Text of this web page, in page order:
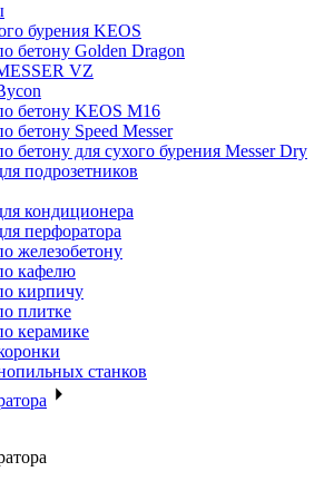
бурения KEOS
бетону Golden Dragon
VZ
бетону KEOS M16
бетону Speed Messer
бетону для сухого бурения Messer Dry
подрозетников
кондиционера
перфоратора
железобетону
кафелю
кирпичу
плитке
керамике
станков